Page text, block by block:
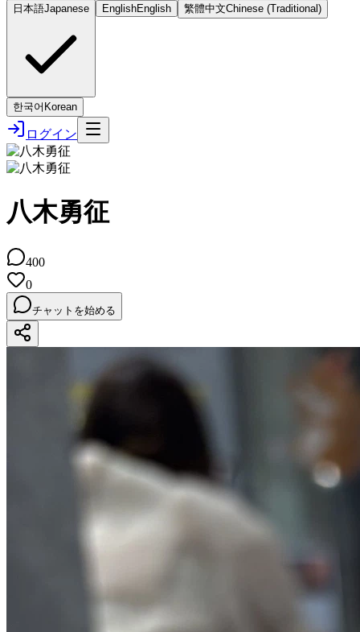
日本語Japanese EnglishEnglish 繁體中文Chinese (Traditional)
한국어 Korean
ログイン
八木勇征
400
0
チャットを始める